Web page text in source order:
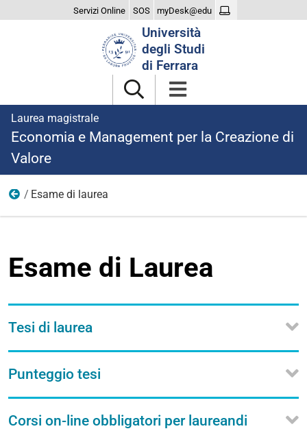
Servizi Online SOS myDesk@edu
Università
degli Studi
di Ferrara
Laurea magistrale
Economia e Management per la Creazione di
Valore
Laurearsi
Esame di laurea
Esame di Laurea
Tesi di laurea
Punteggio tesi
Corsi on-line obbligatori per laureandi